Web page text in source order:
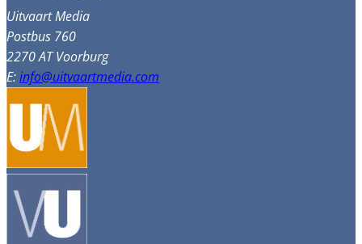
Uitvaart Media
Postbus 760
2270 AT Voorburg
E:info@uitvaartmedia.com